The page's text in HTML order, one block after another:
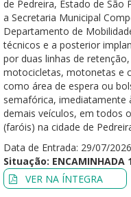
de Pedreira, Estado de
a Secretaria Municipal
Departamento de
técnicos e a posterior
por duas linhas de
motocicletas, motonetas e
como área de espera ou
semafórica, imediatamente
demais veículos, em todos
(faróis) na cidade de
Data de Entrada: 29/07/2026
Situação: ENCAMINHADA
VER NA ÍNTEGRA